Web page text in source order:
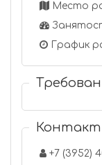
Место
График
+7 (3952)